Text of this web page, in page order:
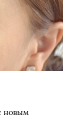
новым